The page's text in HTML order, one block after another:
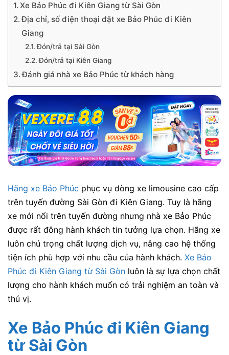
Xe Bảo Phúc đi Kiên Giang từ Sài Gòn
Địa chỉ, số điện thoại đặt xe Bảo Phúc đi Kiên
Giang
Đón/trả tại Sài Gòn
Đón/trả tại Kiên Giang
Đánh giá nhà xe Bảo Phúc từ khách hàng
Hãng xe Bảo Phúc phục vụ dòng xe limousine cao cấp
trên tuyến đường Sài Gòn đi Kiên Giang. Tuy là hãng
xe mới nổi trên tuyến đường nhưng nhà xe Bảo Phúc
được rất đông hành khách tin tưởng lựa chọn. Hãng xe
luôn chú trọng chất lượng dịch vụ, nâng cao hệ thống
tiện ích phù hợp với nhu cầu của hành khách. Xe Bảo
Phúc đi Kiên Giang từ Sài Gòn luôn là sự lựa chọn chất
lượng cho hành khách muốn có trải nghiệm an toàn và
thú vị.
Xe Bảo Phúc đi Kiên Giang
từ Sài Gòn